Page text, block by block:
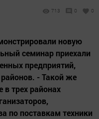
713 0 0
новую
семинар приехали
предприятий,
- Такой же
в трех районах
по поставкам техники